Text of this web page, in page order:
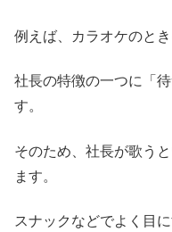
例えば、カラオケのと
社長の特徴の一つに「
す。
そのため、社長が歌う
ます。
スナックなどでよく目